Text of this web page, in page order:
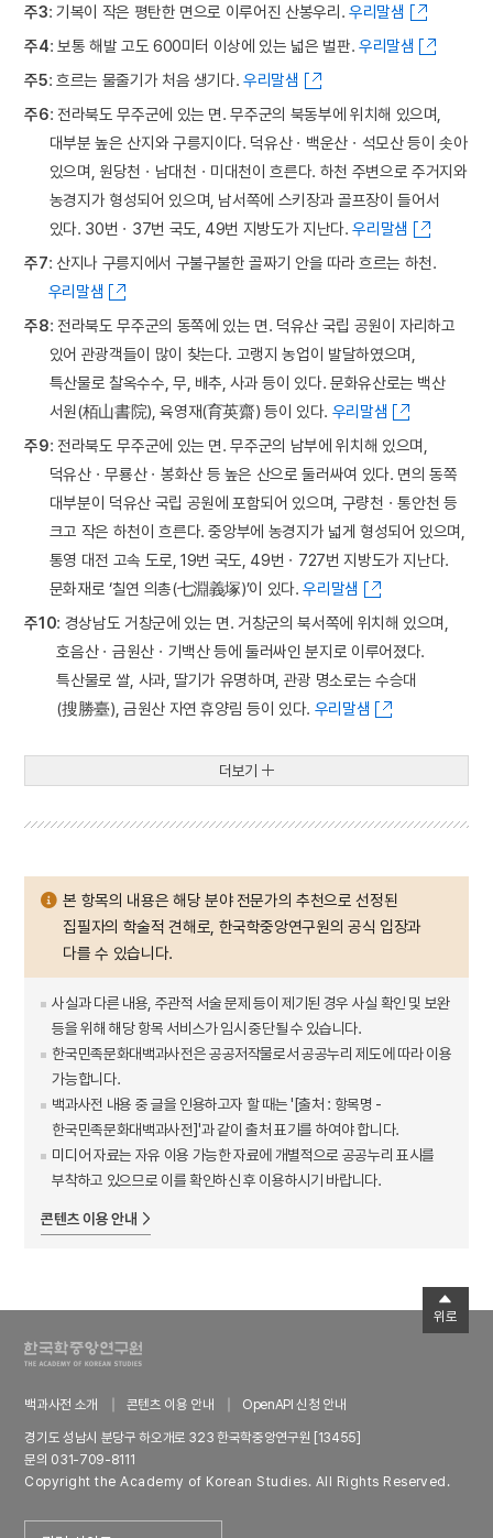
주3: 기복이 작은 평탄한 면으로 이루어진 산봉우리. 우리말샘
주4: 보통 해발 고도 600미터 이상에 있는 넓은 벌판. 우리말샘
주5: 흐르는 물줄기가 처음 생기다.우리말샘
주6: 전라북도 무주군에 있는 면. 무주군의 북동부에 위치해 있으며,
대부분 높은 산지와 구릉지이다. 덕유산ㆍ백운산ㆍ석모산 등이 솟아
있으며, 원당천ㆍ남대천ㆍ미대천이 흐른다. 하천 주변으로 주거지와
농경지가 형성되어 있으며, 남서쪽에 스키장과 골프장이 들어서
있다. 30번ㆍ37번 국도, 49번 지방도가 지난다.우리말샘
주7: 산지나 구릉지에서 구불구불한 골짜기 안을 따라 흐르는 하천.
우리말샘
주8: 전라북도 무주군의 동쪽에 있는 면. 덕유산 국립 공원이 자리하고
있어 관광객들이 많이 찾는다. 고랭지 농업이 발달하였으며,
특산물로 찰옥수수, 무, 배추, 사과 등이 있다. 문화유산로는 백산
서원(栢山書院), 육영재(育英齋) 등이 있다. 우리말샘
주9: 전라북도 무주군에 있는 면. 무주군의 남부에 위치해 있으며,
덕유산ㆍ무룡산ㆍ봉화산 등 높은 산으로 둘러싸여 있다. 면의 동쪽
대부분이 덕유산 국립 공원에 포함되어 있으며, 구량천ㆍ통안천 등
크고 작은 하천이 흐른다. 중앙부에 농경지가 넓게 형성되어 있으며,
통영 대전 고속 도로, 19번 국도, 49번ㆍ727번 지방도가 지난다.
문화재로 ‘칠연 의총(七淵義塚)’이 있다.우리말샘
주10: 경상남도 거창군에 있는 면. 거창군의 북서쪽에 위치해 있으며,
호음산ㆍ금원산ㆍ기백산 등에 둘러싸인 분지로 이루어졌다.
특산물로 쌀, 사과, 딸기가 유명하며, 관광 명소로는 수승대
(搜勝臺), 금원산 자연 휴양림 등이 있다. 우리말샘
더보기
본 항목의 내용은 해당 분야 전문가의 추천으로 선정된
집필자의 학술적 견해로, 한국학중앙연구원의 공식 입장과
다를 수 있습니다.
사실과 다른 내용, 주관적 서술 문제 등이 제기된 경우 사실 확인 및 보완
등을 위해 해당 항목 서비스가 임시 중단될 수 있습니다.
한국민족문화대백과사전은 공공저작물로서 공공누리 제도에 따라 이용
가능합니다.
백과사전 내용 중 글을 인용하고자 할 때는 '[출처 : 항목명 -
한국민족문화대백과사전]'과 같이 출처 표기를 하여야 합니다.
미디어 자료는 자유 이용 가능한 자료에 개별적으로 공공누리 표시를
부착하고 있으므로 이를 확인하신 후 이용하시기 바랍니다.
콘텐츠 이용 안내
백과사전 소개 콘텐츠 이용 안내
OpenAPI 신청 안내
경기도 성남시 분당구 하오개로 323 한국학중앙연구원 [13455]
문의 031-709-8111
Copyright the Academy of Korean Studies. All Rights Reserved.
위로